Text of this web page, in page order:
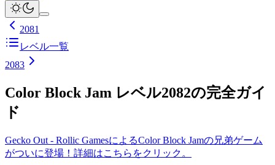
2081
レベル一覧
2083
Color Block Jam レベル2082の完全ガイ
ド
Gecko Out - Rollic GamesによるColor Block Jamの兄弟ゲーム
がついに登場！詳細はこちらをクリック。